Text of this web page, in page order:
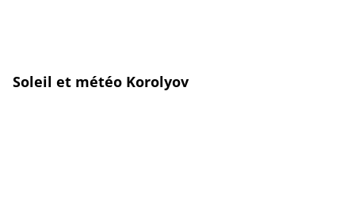
Soleil et météo Korolyov